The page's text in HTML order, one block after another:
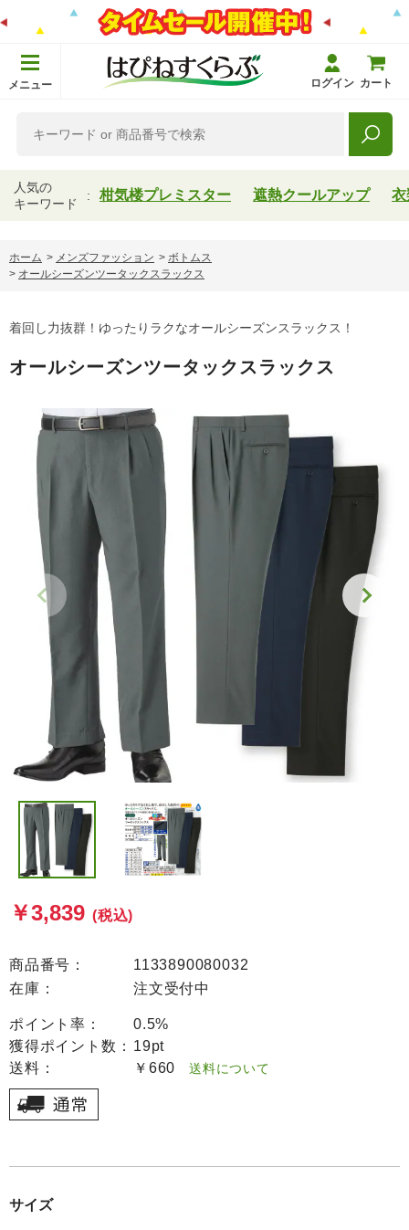
メニュー ログイン カート
人気の
キーワード
柑気楼プレミスター 遮熱クールアップ 衣
ホーム > メンズファッション > ボトムス
> オールシーズンツータックスラックス
着回し力抜群！ゆったりラクなオールシーズンスラックス！
オールシーズンツータックスラックス
￥3,839 (税込)
商品番号：
1133890080032
在庫：
注文受付中
ポイント率：
0.5%
獲得ポイント数： 19pt
送料：
￥660 送料について
サイズ